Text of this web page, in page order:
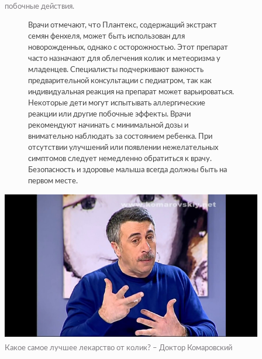
побочные действия.
Врачи отмечают, что Плантекс, содержащий экстракт
семян фенхеля, может быть использован для
новорожденных, однако с осторожностью. Этот препарат
часто назначают для облегчения колик и метеоризма у
младенцев. Специалисты подчеркивают важность
предварительной консультации с педиатром, так как
индивидуальная реакция на препарат может варьироваться.
Некоторые дети могут испытывать аллергические
реакции или другие побочные эффекты. Врачи
рекомендуют начинать с минимальной дозы и
внимательно наблюдать за состоянием ребенка. При
отсутствии улучшений или появлении нежелательных
симптомов следует немедленно обратиться к врачу.
Безопасность и здоровье малыша всегда должны быть на
первом месте.
Какое самое лучшее лекарство от колик? – Доктор Комаровский